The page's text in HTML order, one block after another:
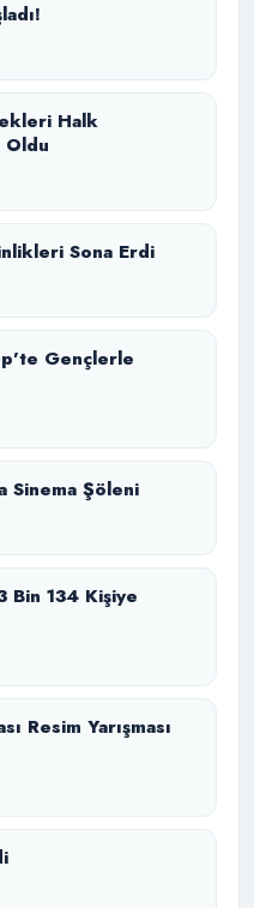
Halk
Oldu
Sona Erdi
Gençlerle
Sinema Şöleni
Bin 134 Kişiye
Resim Yarışması